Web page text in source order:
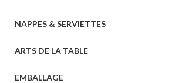
NAPPES & SERVIETTES
ARTS DE LA TABLE
EMBALLAGE